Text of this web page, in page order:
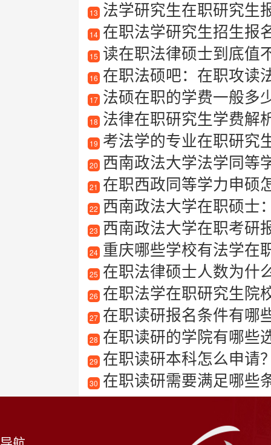
13 法学研究生在职研究生
14 在职法学研究生招生报
15 读在职法律硕士到底值
16 在职法硕吧：在职攻读
17 法硕在职的学费一般多
18 法律在职研究生学费解
19 考法学的专业在职研究
20 西南政法大学法学同等
21 在职西政同等学力申硕
22 西南政法大学在职硕士
23 西南政法大学在职考研
24 重庆哪些学校有法学在
25 在职法律硕士人数为什么
26 在职法学在职研究生院
27 在职读研报名条件有哪
28 在职读研的学院有哪些
29 在职读研本科怎么申请
30 在职读研需要满足哪些